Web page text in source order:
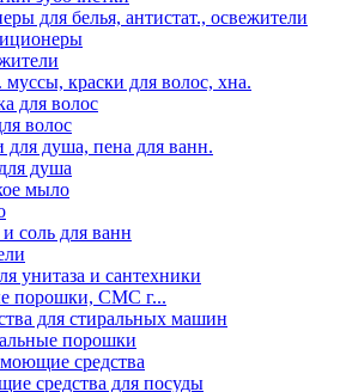
для белья, антистат., освежители
краски для волос, хна.
для волос
волос
душа, пена для ванн.
душа
мыло
соль для ванн
унитаза и сантехники
порошки, СМС г...
для стиральных машин
порошки
средства
средства для посуды